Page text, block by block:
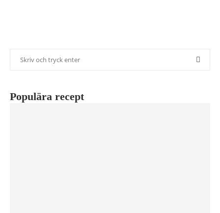
Populära recept